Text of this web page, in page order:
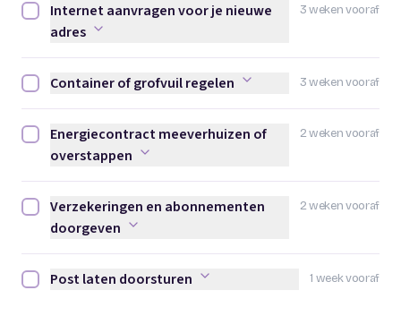
3 weken vooraf
Internet aanvragen voor je nieuwe adres afvinken
Internet aanvragen voor je nieuwe
adres
3 weken vooraf
Container of grofvuil regelen afvinken
Container of grofvuil regelen
2 weken vooraf
Energiecontract meeverhuizen of overstappen afvinken
Energiecontract meeverhuizen of
overstappen
2 weken vooraf
Verzekeringen en abonnementen doorgeven afvinken
Verzekeringen en abonnementen
doorgeven
1 week vooraf
Post laten doorsturen afvinken
Post laten doorsturen